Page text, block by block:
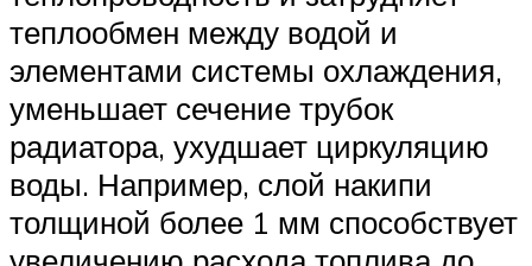
теплообмен между водой и
элементами системы охлаждения,
уменьшает сечение трубок
радиатора, ухудшает циркуляцию
воды. Например, слой накипи
толщиной более 1 мм способствует